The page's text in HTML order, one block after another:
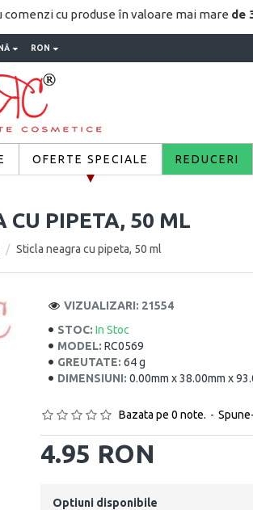
cu produse în valoare mai mare de
RON
OFERTE SPECIALE REDUCERI
Sticla neagra cu pipeta, 50 ml
CU PIPETA, 50 ML
STOC: In Stoc
MODEL: RC0569
GREUTATE: 64 g
DIMENSIUNI: 0.00mm x 38.00mm x
VIZUALIZARI: 21554
Bazata pe 0 note. -
4.95 RON
Optiuni disponibile